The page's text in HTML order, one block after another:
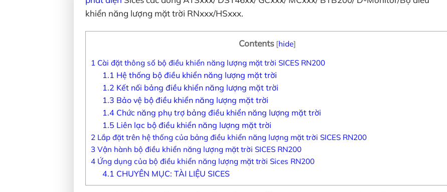
khiển năng lượng mặt trời RNxxx/HSxxx.
Contents [hide]
1 Cài đặt thông số bộ điều khiển năng lượng mặt trời SICES RN200
1.1 Hệ thống bộ điều khiển năng lượng mặt trời
1.2 Kết nối bảng điều khiển năng lượng mặt trời
1.3 Bảo vệ bộ điều khiển năng lượng mặt trời
1.4 Chức năng phụ trợ bảng điều khiển năng lượng mặt trời
1.5 Liên lạc bộ điều khiển năng lượng mặt trời
2Lắp đặt trên hệ thống của bảng điều khiển năng lượng mặt trời SICES RN200
3 Vận hành bộ điều khiển năng lượng mặt trời SICES RN200
4Ứng dụng của bộ điều khiển năng lượng mặt trời Sices RN200
4.1 CHUYÊN MỤC: TÀI LIỆU SICES